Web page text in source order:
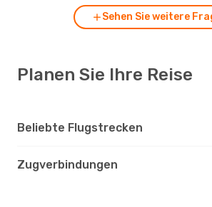
Sehen Sie weitere
Planen Sie Ihre Reise
Beliebte Flugstrecken
Zugverbindungen